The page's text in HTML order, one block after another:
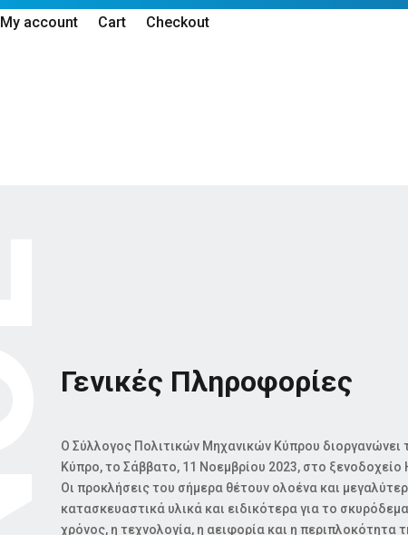
My account Cart Checkout
Γενικές Πληροφορίες
Ο Σύλλογος Πολιτικών Μηχανικών Κύπρου
Κύπρο, το Σάββατο, 11 Νοεμβρίου 2023, στο
Οι προκλήσεις του σήμερα θέτουν ολοένα και
κατασκευαστικά υλικά και ειδικότερα για το
χρόνος, η τεχνολογία, η αειφορία και η